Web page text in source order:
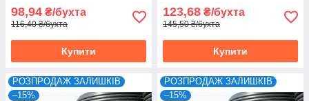
98,94 ₴/бухта
116,40 ₴/бухта
Купити
123,68 ₴/бухта
145,50 ₴/бухта
Купити
РОЗПРОДАЖ ЗАЛИШКІВ
–15%
РОЗПРОДАЖ ЗАЛИШКІВ
–15%